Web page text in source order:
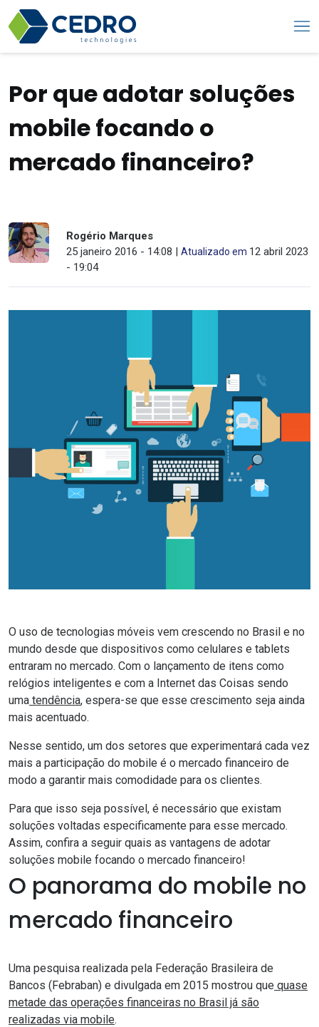
Por que adotar soluções
mobile focando o
mercado financeiro?
Rogério Marques
25 janeiro 2016 - 14:08 | Atualizado em 12 abril 2023
- 19:04
O uso de tecnologias móveis vem crescendo no Brasil e no
mundo desde que dispositivos como celulares e tablets
entraram no mercado. Com o lançamento de itens como
relógios inteligentes e com a Internet das Coisas sendo
uma tendência, espera-se que esse crescimento seja ainda
mais acentuado.
Nesse sentido, um dos setores que experimentará cada vez
mais a participação do mobile é o mercado financeiro de
modo a garantir mais comodidade para os clientes.
Para que isso seja possível, é necessário que existam
soluções voltadas especificamente para esse mercado.
Assim, confira a seguir quais as vantagens de adotar
soluções mobile focando o mercado financeiro!
O panorama do mobile no
mercado financeiro
Uma pesquisa realizada pela Federação Brasileira de
Bancos (Febraban) e divulgada em 2015 mostrou que quase
metade das operações financeiras no Brasil já são
realizadas via mobile.